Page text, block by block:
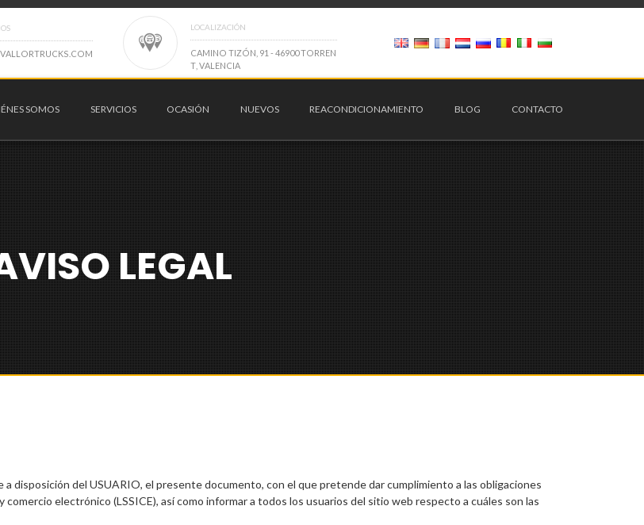
VAL L ORTRUCKS COM
LOCALIZACIÓN
CAMINO TIZÓN 91 - 46900TORREN
T, VAL ENCIA
SOMOS SERVICIOS OCASIÓN NUEVOS REACONDICIONAMIENTO BLOG CONTACTO
LEGAL
a disposición del USUARIO, el presente documento, con el que pretende dar cumplimiento a las obligaciones
electrónico (LSSICE), así como informar a todos los usuarios del sitio web respecto a cuáles son las